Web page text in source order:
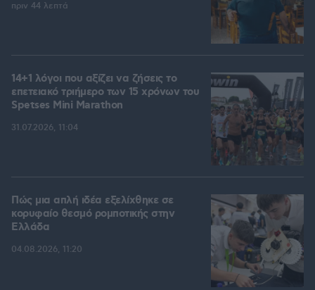
πριν 44 λεπτά
14+1 λόγοι που αξίζει να ζήσεις το
επετειακό τριήμερο των 15 χρόνων του
Spetses Mini Marathon
31.07.2026, 11:04
Πώς μια απλή ιδέα εξελίχθηκε σε
κορυφαίο θεσμό ρομποτικής στην
Ελλάδα
04.08.2026, 11:20